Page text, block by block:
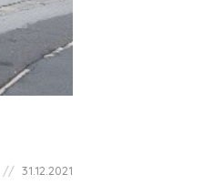
31.12.2021